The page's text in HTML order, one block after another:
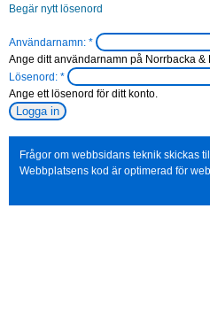
Begär nytt lösenord
Användarnamn: *
Ange ditt användarnamn på Norrbacka &
Lösenord: *
Ange ett lösenord för ditt konto.
Frågor om webbsidans teknik skickas
Webbplatsens kod är optimerad för